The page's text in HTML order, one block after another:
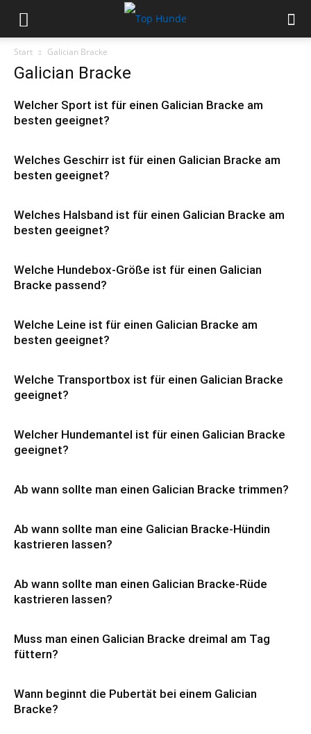
Start Galician Bracke
Galician Bracke
Welcher Sport ist für einen Galician Bracke am
besten geeignet?
Welches Geschirr ist für einen Galician Bracke am
besten geeignet?
Welches Halsband ist für einen Galician Bracke am
besten geeignet?
Welche Hundebox-Größe ist für einen Galician
Bracke passend?
Welche Leine ist für einen Galician Bracke am
besten geeignet?
Welche Transportbox ist für einen Galician Bracke
geeignet?
Welcher Hundemantel ist für einen Galician Bracke
geeignet?
Ab wann sollte man einen Galician Bracke trimmen?
Ab wann sollte man eine Galician Bracke-Hündin
kastrieren lassen?
Ab wann sollte man einen Galician Bracke-Rüde
kastrieren lassen?
Muss man einen Galician Bracke dreimal am Tag
füttern?
Wann beginnt die Pubertät bei einem Galician
Bracke?